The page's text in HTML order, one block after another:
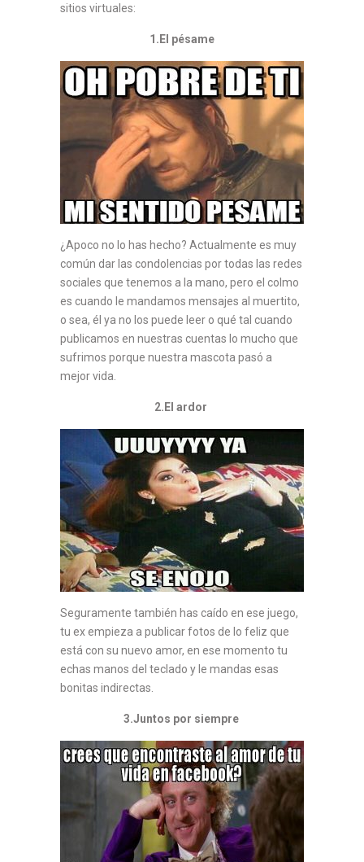
sitios virtuales:
1.El pésame
¿Apoco no lo has hecho? Actualmente es muy
común dar las condolencias por todas las redes
sociales que tenemos a la mano, pero el colmo
es cuando le mandamos mensajes al muertito,
o sea, él ya no los puede leer o qué tal cuando
publicamos en nuestras cuentas lo mucho que
sufrimos porque nuestra mascota pasó a
mejor vida.
2.El ardor
Seguramente también has caído en ese juego,
tu ex empieza a publicar fotos de lo feliz que
está con su nuevo amor, en ese momento tu
echas manos del teclado y le mandas esas
bonitas indirectas.
3.Juntos por siempre